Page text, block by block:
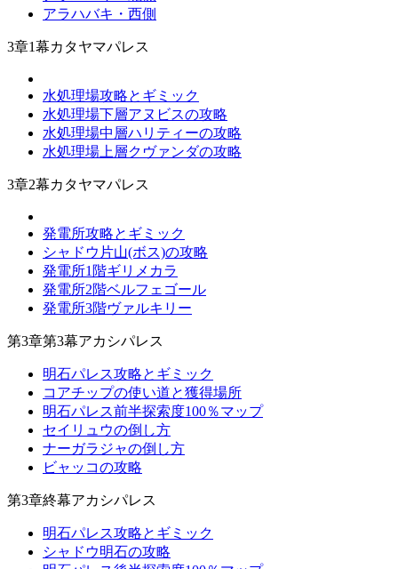
アラハバキ・西側
3章1幕カタヤマパレス
水処理場攻略とギミック
水処理場下層アヌビスの攻略
水処理場中層ハリティーの攻略
水処理場上層クヴァンダの攻略
3章2幕カタヤマパレス
発電所攻略とギミック
シャドウ片山(ボス)の攻略
発電所1階ギリメカラ
発電所2階ベルフェゴール
発電所3階ヴァルキリー
第3章第3幕アカシパレス
明石パレス攻略とギミック
コアチップの使い道と獲得場所
明石パレス前半探索度100％マップ
セイリュウの倒し方
ナーガラジャの倒し方
ビャッコの攻略
第3章終幕アカシパレス
明石パレス攻略とギミック
シャドウ明石の攻略